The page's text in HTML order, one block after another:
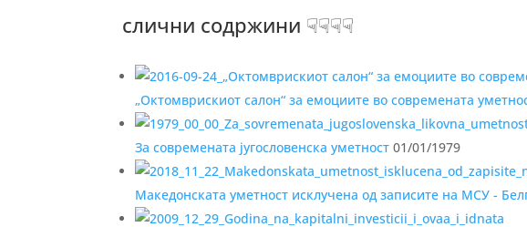
слични содржини ☟☟☟☟
„Октомврискиот салон“ за емоциите во современата
За современата југословенска уметност 01/01/1979
Македонската уметност исклучена од записите на МСУ -